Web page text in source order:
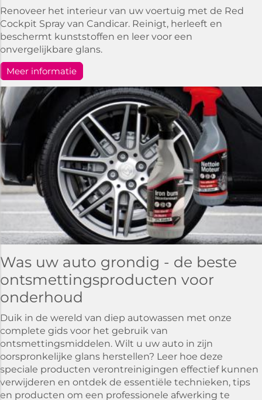
Renoveer het interieur van uw voertuig met de Red
Cockpit Spray van Candicar. Reinigt, herleeft en
beschermt kunststoffen en leer voor een
onvergelijkbare glans.
Meer informatie
Was uw auto grondig - de beste
ontsmettingsproducten voor
onderhoud
Duik in de wereld van diep autowassen met onze
complete gids voor het gebruik van
ontsmettingsmiddelen. Wilt u uw auto in zijn
oorspronkelijke glans herstellen? Leer hoe deze
speciale producten verontreinigingen effectief kunnen
verwijderen en ontdek de essentiële technieken, tips
en producten om een professionele afwerking te